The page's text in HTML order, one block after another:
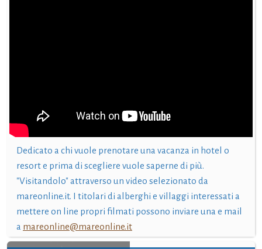
Dedicato a chi vuole prenotare una vacanza in hotel o
resort e prima di scegliere vuole saperne di più.
"Visitandolo" attraverso un video selezionato da
mareonline.it. I titolari di alberghi e villaggi interessati a
mettere on line propri filmati possono inviare una e mail
a mareonline@mareonline.it